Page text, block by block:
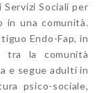
Sociali per
una comunità.
Endo-Fap, in
tra la comunità
e segue adulti in
psico-sociale,